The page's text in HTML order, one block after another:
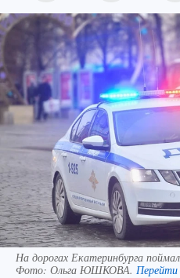
На дорогах Екатеринбурга
Фото: Ольга ЮШКОВА.